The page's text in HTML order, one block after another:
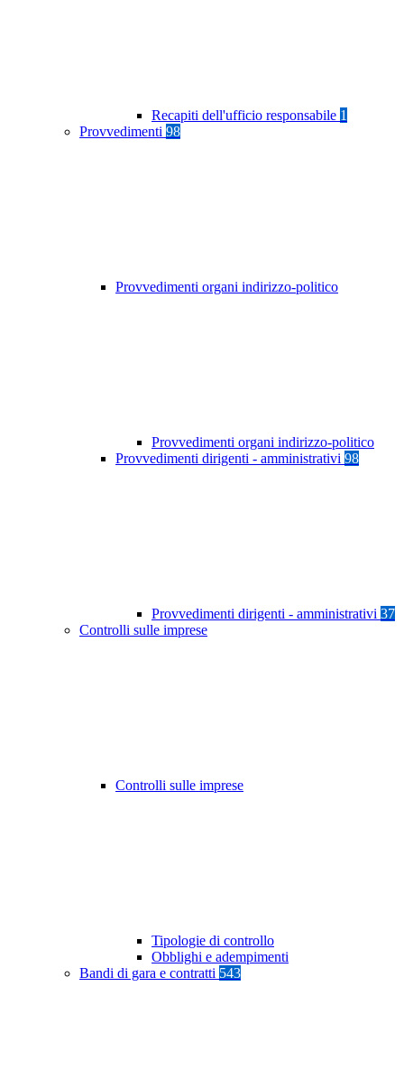
Recapiti dell'ufficio responsabile 1
Provvedimenti 98
Provvedimenti organi indirizzo-politico
Provvedimenti organi indirizzo-politico
Provvedimenti dirigenti - amministrativi 98
Provvedimenti dirigenti - amministrativi 37
Controlli sulle imprese
Controlli sulle imprese
Tipologie di controllo
Obblighi e adempimenti
Bandi di gara e contratti 543